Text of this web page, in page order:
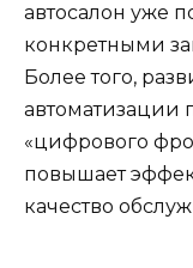
автосалон уже
конкретными
Более того,
автоматизации
«цифрового
повышает
качество